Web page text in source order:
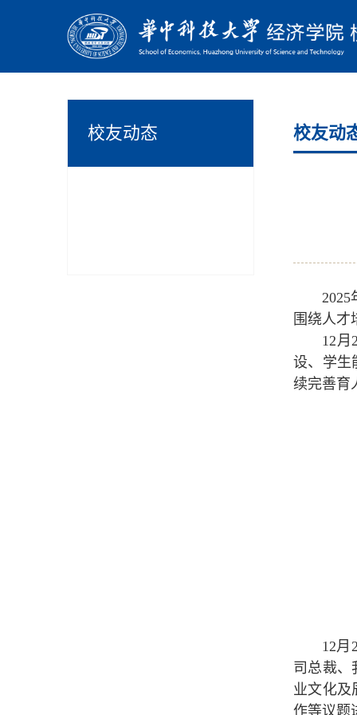
校友动态 校友动
围绕人才
12
设、学生
续完善育
12月
司总裁、
业文化及
作等议题